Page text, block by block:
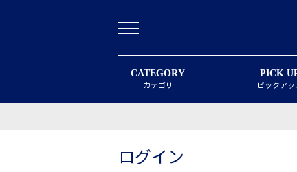
CATEGORY
カテゴリ
PICK
ピックアッ
ログイン